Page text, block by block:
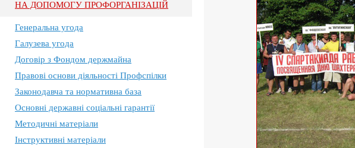
НА ДОПОМОГУ ПРОФОРГАНІЗАЦІЙ
Генеральна угода
Галузева угода
Договір з Фондом держмайна
Правові основи діяльності Профспілки
Законодавча та нормативна база
Основні державні соціальні гарантії
Методичні матеріали
Інструктивні матеріали